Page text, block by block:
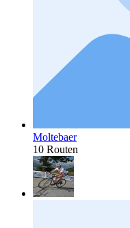
Moltebaer
10 Routen